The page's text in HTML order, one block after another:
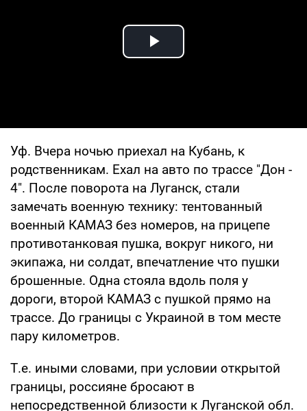
Play Video
Уф. Вчера ночью приехал на Кубань, к
родственникам. Ехал на авто по трассе "Дон -
4". После поворота на Луганск, стали
замечать военную технику: тентованный
военный КАМАЗ без номеров, на прицепе
противотанковая пушка, вокруг никого, ни
экипажа, ни солдат, впечатление что пушки
брошенные. Одна стояла вдоль поля у
дороги, второй КАМАЗ с пушкой прямо на
трассе. До границы с Украиной в том месте
пару километров.
Т.е. иными словами, при условии открытой
границы, россияне бросают в
непосредственной близости к Луганской обл.